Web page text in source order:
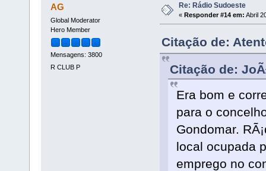
AG
Global Moderator
Hero Member
Mensagens: 3800
R CLUB P
Re: Rádio Sudoeste
« Responder #14 em: Abril
Citação de:
Citação de:
Era bom e
para o
Gondomar.
local ocupada
emprego no